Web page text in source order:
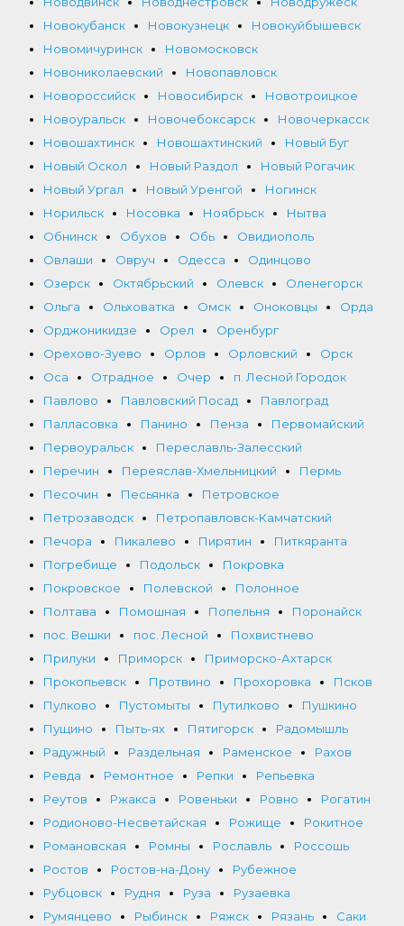
Новокубанск
Новокузнецк
Новокуйбышевск
Новомичуринск
Новомосковск
Новониколаевский
Новопавловск
Новороссийск
Новосибирск
Новотроицкое
Новоуральск
Новочебоксарск
Новочеркасск
Новошахтинск
Новошахтинский
Новый Буг
Новый Оскол
Новый Раздол
Новый Рогачик
Новый Ургал
Новый Уренгой
Ногинск
Норильск
Носовка Ноябрьск
Нытва
Обнинск
Обухов Обь
Овидиополь
Овлаши
Овруч Одесса
Одинцово
Озерск
Октябрьский Олевск
Оленегорск
Ольга
Ольховатка Омск Оноковцы
Орда
Орджоникидзе
Орел
Оренбург
Орехово-Зуево
Орлов Орловский
Орск
Оса
Отрадное Очер
п. Лесной Городок
Павлово
Павловский Посад
Павлоград
Палласовка
Панино Пенза
Первомайский
Первоуральск
Переславль-Залесский
Перечин
Переяслав-Хмельницкий
Пермь
Песочин
Песьянка
Петровское
Петрозаводск
Петропавловск-Камчатский
Печора
Пикалево Пирятин
Питкяранта
Погребище
Подольск
Покровка
Покровское
Полевской
Полонное
Полтава
Помошная Попельня
Поронайск
пос. Вешки
пос. Лесной
Похвистнево
Прилуки
Приморск
Приморско-Ахтарск
Прокопьевск
Протвино Прохоровка
Псков
Пулково
Пустомыты Путилково
Пушкино
Пущино
Пыть-ях Пятигорск
Радомышль
Радужный
Раздельная Раменское
Рахов
Ревда
Ремонтное Репки
Репьевка
Реутов
Ржакса Ровеньки Ровно
Рогатин
Родионово-Несветайская
Рожище
Рокитное
Романовская
Ромны Рославль
Россошь
Ростов
Ростов-на-Дону
Рубежное
Рубцовск
Рудня Руза
Рузаевка
Румянцево
Рыбинск Ряжск Рязань
Саки